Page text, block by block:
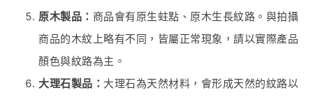
原木製品： 商品會有原生蛀點、原木生長紋路。與拍攝
商品的木紋上略有不同，皆屬正常現象，請以實際產品
顏色與紋路為主。
大理石製品： 大理石為天然材料，會形成天然的紋路以